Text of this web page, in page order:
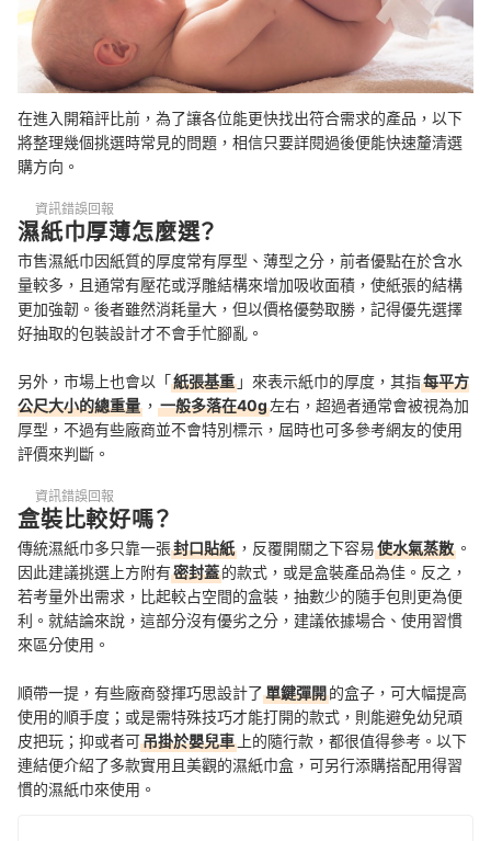
在進入開箱評比前，為了讓各位能更快找出符合需求的產品，以下
將整理幾個挑選時常見的問題，相信只要詳閱過後便能快速釐清選
購方向。
資訊錯誤回報
濕紙巾厚薄怎麼選？
市售濕紙巾因紙質的厚度常有厚型、薄型之分，前者優點在於含水
量較多，且通常有壓花或浮雕結構來增加吸收面積，使紙張的結構
更加強韌。後者雖然消耗量大，但以價格優勢取勝，記得優先選擇
好抽取的包裝設計才不會手忙腳亂。
另外，市場上也會以「紙張基重 」來表示紙巾的厚度，其指每平方
公尺大小的總重量 ， 一般多落在40g左右，超過者通常會被視為加
厚型，不過有些廠商並不會特別標示，屆時也可多參考網友的使用
評價來判斷。
資訊錯誤回報
盒裝比較好嗎？
傳統濕紙巾多只靠一張封口貼紙 ，反覆開關之下容易使水氣蒸散 。
因此建議挑選上方附有密封蓋的款式，或是盒裝產品為佳。反之，
若考量外出需求，比起較占空間的盒裝，抽數少的隨手包則更為便
利。就結論來說，這部分沒有優劣之分，建議依據場合、使用習慣
來區分使用。
順帶一提，有些廠商發揮巧思設計了單鍵彈開的盒子，可大幅提高
使用的順手度；或是需特殊技巧才能打開的款式，則能避免幼兒頑
皮把玩；抑或者可吊掛於嬰兒車 上的隨行款，都很值得參考。以下
連結便介紹了多款實用且美觀的濕紙巾盒，可另行添購搭配用得習
慣的濕紙巾來使用。